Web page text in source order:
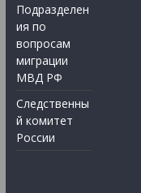
Подразделен
ия по
вопросам
миграции
МВД РФ
Следственны
й комитет
России